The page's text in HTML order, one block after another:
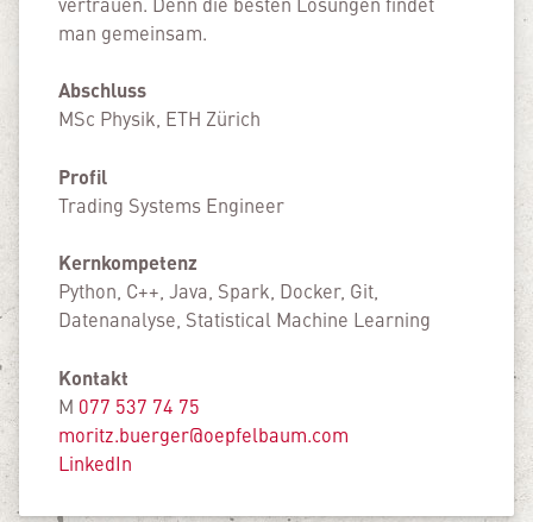
man gemeinsam.
Abschluss
MSc Physik, ETH Zürich
Profil
Trading Systems Engineer
Kernkompetenz
Python, C++, Java, Spark, Docker, Git,
Datenanalyse, Statistical Machine Learning
Kontakt
M 077 537 74 75
moritz.buerger@oepfelbaum.com
LinkedIn